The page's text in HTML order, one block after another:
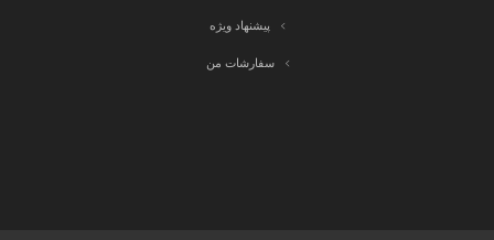
پیشنهاد ویژه
سفارشات من